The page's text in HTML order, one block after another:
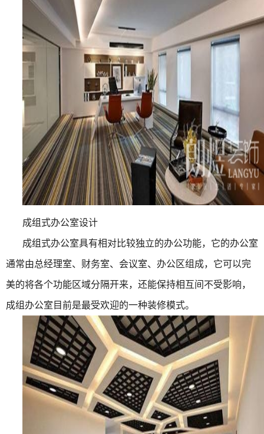
成组式办公室设计
成组式办公室具有相对比较独立的办公功能，它的办公室
通常由总经理室、财务室、会议室、办公区组成，它可以完
美的将各个功能区域分隔开来，还能保持相互间不受影响，
成组办公室目前是最受欢迎的一种装修模式。